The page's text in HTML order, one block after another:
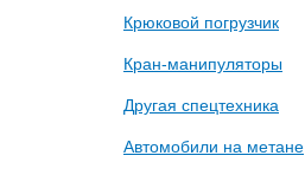
Крюковой погрузчик
Кран-манипуляторы
Другая спецтехника
Автомобили на метане